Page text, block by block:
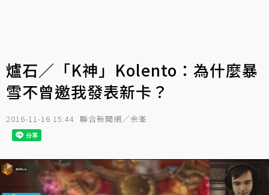
爐石／「K神」Kolento：為什麼暴
雪不曾邀我發表新卡？
2016-11-16 15:44 聯合新聞網／余峯